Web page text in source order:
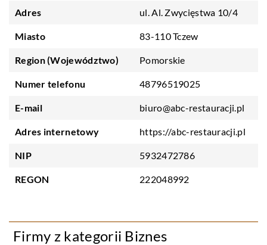
Adres ul. Al. Zwycięstwa 10/4
Miasto 83-110 Tczew
Region (Województwo) Pomorskie
Numer telefonu 48796519025
E-mail biuro@abc-restauracji.pl
Adres internetowy https://abc-restauracji.pl
NIP 5932472786
REGON 222048992
Firmy z kategorii Biznes